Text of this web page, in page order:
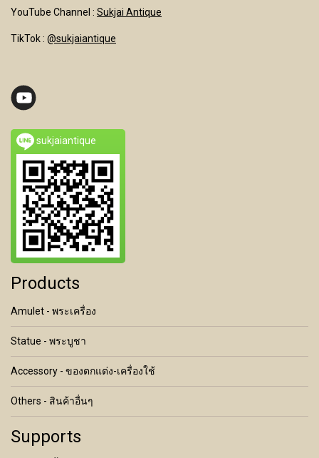
YouTube Channel : Sukjai Antique
TikTok : @sukjaiantique
sukjaiantique
Products
Amulet - พระเครื่อง
Statue - พระบูชา
Accessory - ของตกแต่ง-เครื่องใช้
Others - สินค้าอื่นๆ
Supports